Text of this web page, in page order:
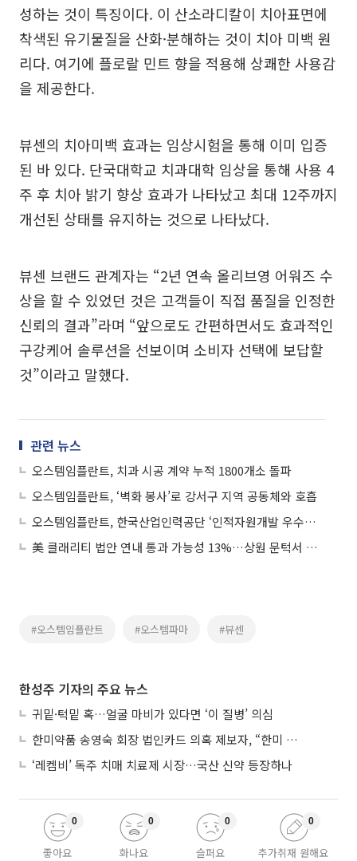
성하는 것이 특징이다. 이 산소라디칼이 치아표면에
착색된 유기물질을 산화·분해하는 것이 치아 미백 원
리다. 여기에 플로랄 민트 향을 적용해 상쾌한 사용감
을 제공한다.
뷰센의 치아미백 효과는 임상시험을 통해 이미 입증
된 바 있다. 단국대학교 치과대학 임상을 통해 사용 4
주 후 치아 밝기 향상 효과가 나타났고 최대 12주까지
개선된 상태를 유지하는 것으로 나타났다.
뷰센 브랜드 관계자는 “2년 연속 올리브영 어워즈 수
상을 할 수 있었던 것은 고객들이 직접 품질을 인정한
신뢰의 결과”라며 “앞으로도 간편하면서도 효과적인
구강케어 솔루션을 선보이며 소비자 선택에 보답할
것”이라고 말했다.
관련 뉴스
오스템임플란트, 치과 시공 계약 누적 1800개소 돌파
오스템임플란트, ‘벽화 봉사’로 강서구 지역 공동체와 호흡
오스템임플란트, 한국산업인력공단 ‘인적자원개발 우수기관’ 인증
美 클래리티 법안 연내 통과 가능성 13%…상원 문턱서 제동
#오스템임플란트 #오스템파마 #뷰센
한성주 기자의 주요 뉴스
귀밑·턱밑 혹…얼굴 마비가 있다면 ‘이 질병’ 의심
한미약품 송영숙 회장 법인카드 의혹 제보자, “한미 잘 되기 바라는 마음”
‘레켐비’ 독주 치매 치료제 시장…국산 신약 등장하나
좋아요
0
화나요
0
슬퍼요
0
추가취재 원해요
0